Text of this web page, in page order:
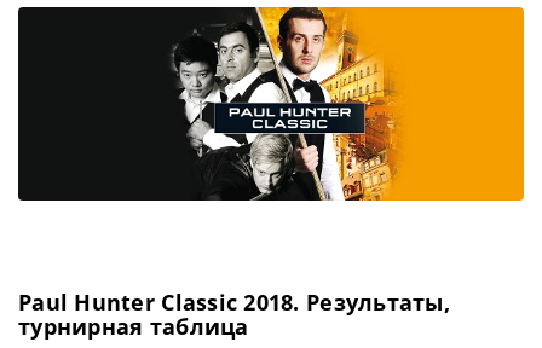
предыдущего турнира: Ма Хайлун WSF Championship
2024 Расписание трансляций WSF Championship 2024
Призовой фонд WSF Championship […]
Paul Hunter Classic 2018. Результаты,
турнирная таблица